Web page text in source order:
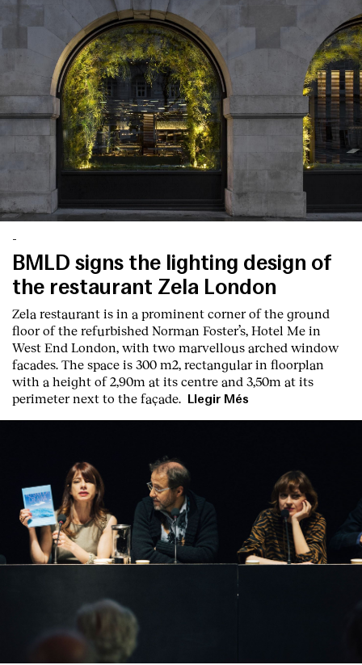
-
BMLD signs the lighting design of
the restaurant Zela London
Zela restaurant is in a prominent corner of the ground
floor of the refurbished Norman Foster’s, Hotel Me in
West End London, with two marvellous arched window
facades. The space is 300 m2, rectangular in floorplan
with a height of 2,90m at its centre and 3,50m at its
perimeter next to the façade.
Llegir Més